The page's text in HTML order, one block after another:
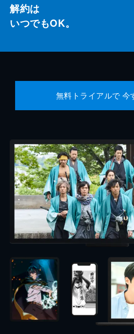
解約は
いつでもOK。
無料トライアルで 今